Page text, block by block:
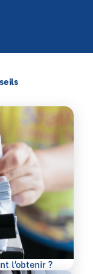
l’obtenir ?